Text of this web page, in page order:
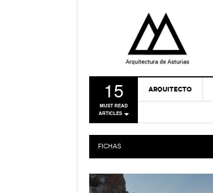
15
MUST READ
ARTICLES
ARQUITECTO
FICHAS